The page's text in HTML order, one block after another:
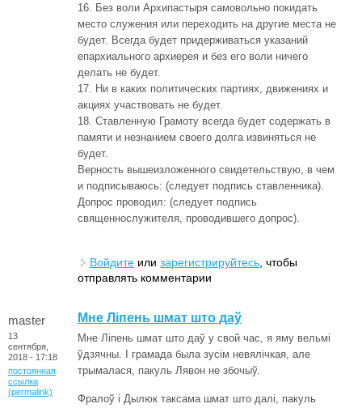
16. Без воли Архипастыря самовольно покидать
место служения или переходить на другие места не
будет. Всегда будет придерживаться указаний
епархиального архиерея и без его воли ничего
делать не будет.
17. Ни в каких политических партиях, движениях и
акциях участвовать не будет.
18. Ставленную Грамоту всегда будет содержать в
памяти и незнанием своего долга извиняться не
будет.
Верность вышеизложенного свидетельствую, в чем
и подписываюсь: (следует подпись ставленника).
Допрос проводил: (следует подпись
священнослужителя, проводившего допрос).
Войдите или зарегистрируйтесь , чтобы
отправлять комментарии
master
13
сентября,
2018 - 17:18
постоянная
ссылка
(permalink)
Мне Ліпень шмат што даў
Мне Ліпень шмат што даў у свой час, я яму вельмі
ўдзячны. І грамада была зусім невялічкая, але
трымалася, пакуль Лявон не збочыў.
Фралоў і Дылюк таксама шмат што далі, пакуль